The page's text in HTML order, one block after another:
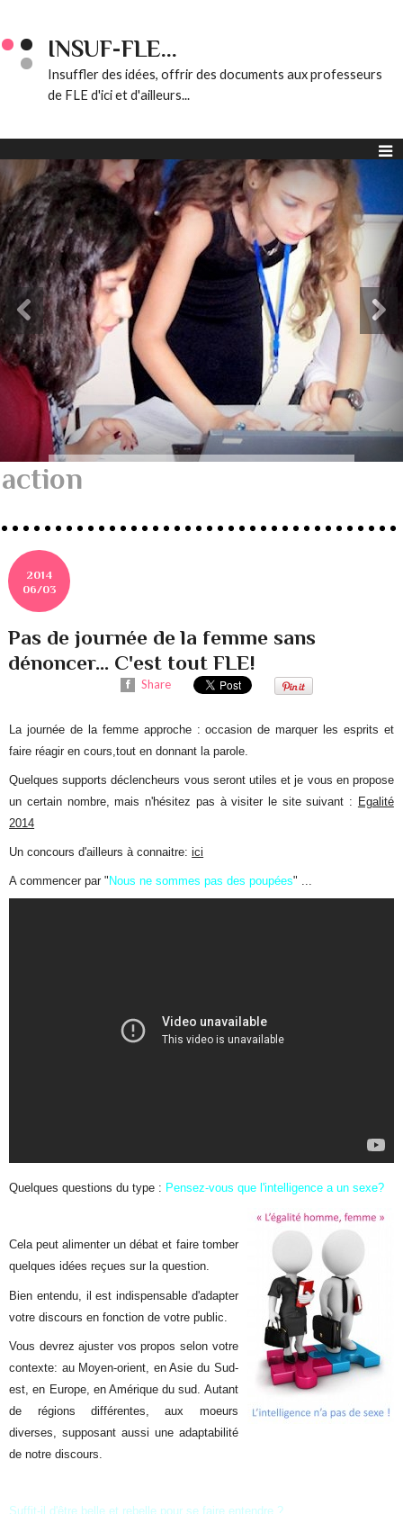
INSUF-FLE...
Insuffler des idées, offrir des documents aux professeurs
de FLE d'ici et d'ailleurs...
action
2014
06/03
Pas de journée de la femme sans
dénoncer... C'est tout FLE!
Share
La journée de la femme approche : occasion de marquer les esprits et
faire réagir en cours,tout en donnant la parole.
Quelques supports déclencheurs vous seront utiles et je vous en propose
un certain nombre, mais n'hésitez pas à visiter le site suivant : Egalité
2014
Un concours d'ailleurs à connaitre:ici
A commencer par " Nous ne sommes pas des poupées" ...
Quelques questions du type : Pensez-vous que l'intelligence a un sexe?
Cela peut alimenter un débat et faire tomber
quelques idées reçues sur la question.
Bien entendu, il est indispensable d'adapter
votre discours en fonction de votre public.
Vous devrez ajuster vos propos selon votre
contexte: au Moyen-orient, en Asie du Sud-
est, en Europe, en Amérique du sud. Autant
de régions différentes, aux moeurs
diverses, supposant aussi une adaptabilité
de notre discours.
Suffit-il d'être belle et rebelle pour se faire entendre ?